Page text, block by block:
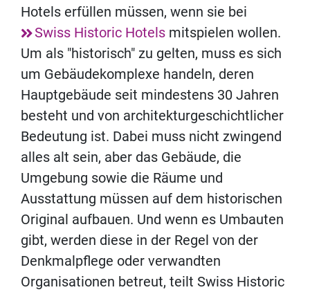
Hotels erfüllen müssen, wenn sie bei
Swiss Historic Hotels mitspielen wollen.
Um als "historisch" zu gelten, muss es sich
um Gebäudekomplexe handeln, deren
Hauptgebäude seit mindestens 30 Jahren
besteht und von architekturgeschichtlicher
Bedeutung ist. Dabei muss nicht zwingend
alles alt sein, aber das Gebäude, die
Umgebung sowie die Räume und
Ausstattung müssen auf dem historischen
Original aufbauen. Und wenn es Umbauten
gibt, werden diese in der Regel von der
Denkmalpflege oder verwandten
Organisationen betreut, teilt Swiss Historic